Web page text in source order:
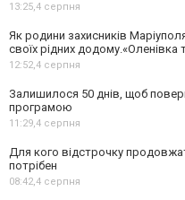
13:25,4 серпня
Як родини захисників
своїх рідних додому.«Оленівка
12:52,4 серпня
Залишилося 50 днів, щоб
програмою
11:29,4 серпня
Для кого відстрочку
потрібен
08:42,4 серпня